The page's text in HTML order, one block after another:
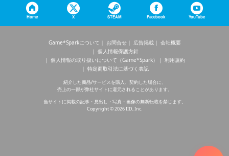
Home X STEAM Facebook YouTube
Game*Sparkについて お問合せ 広告掲載
会社概要
個人情報保護方針
個人情報の取り扱いについて（Game*Spark）
利用規約
特定商取引法に基づく表記
紹介した商品/サービスを購入、契約した場合に、
売上の一部が弊社サイトに還元されることがあります。
当サイトに掲載の記事・見出し・写真・画像の無断転載を禁じます。
Copyright © 2026 IID, Inc.